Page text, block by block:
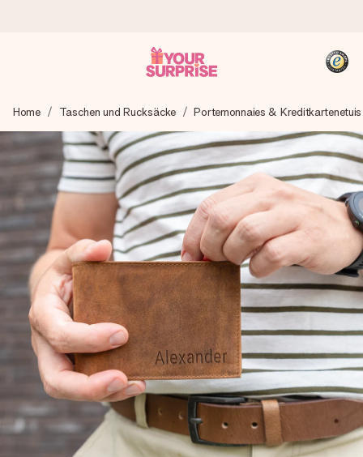
Wir bereiten dein Geschenk sorgfältig vor und schicken es
blitzschnell – damit du es genau zum richtigen Zeitpunkt
überreichen kannst, wenn es am meisten zählt.
4,8 (basierend auf +15.000 Bewertungen)
Unsere Geschenke begeistern. Kunden bewerten uns mit
4,8 bei Google Reviews (Gesamtergebnis aller Länder, in
die wir versenden).
+49 39292 929695
Montag - Freitag : 8:30 - 17:00 Uhr
Samstag - Sonntag : 8:30 - 13:00 Uhr
Home Taschen und Rucksäcke Portemonnaies & Kreditkartenetuis